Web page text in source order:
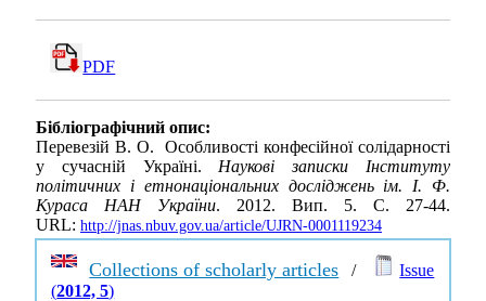
PDF
Бібліографічний опис:
Перевезій В. О. Особливості конфесійної солідарності
у сучасній Україні.Наукові записки Інституту
політичних і етнонаціональних досліджень ім. І. Ф.
Кураса НАН України. 2012. Вип. 5. С. 27-44.
URL: http://jnas.nbuv.gov.ua/article/UJRN-0001119234
Collections of scholarly articles /
Issue
(2012, 5)